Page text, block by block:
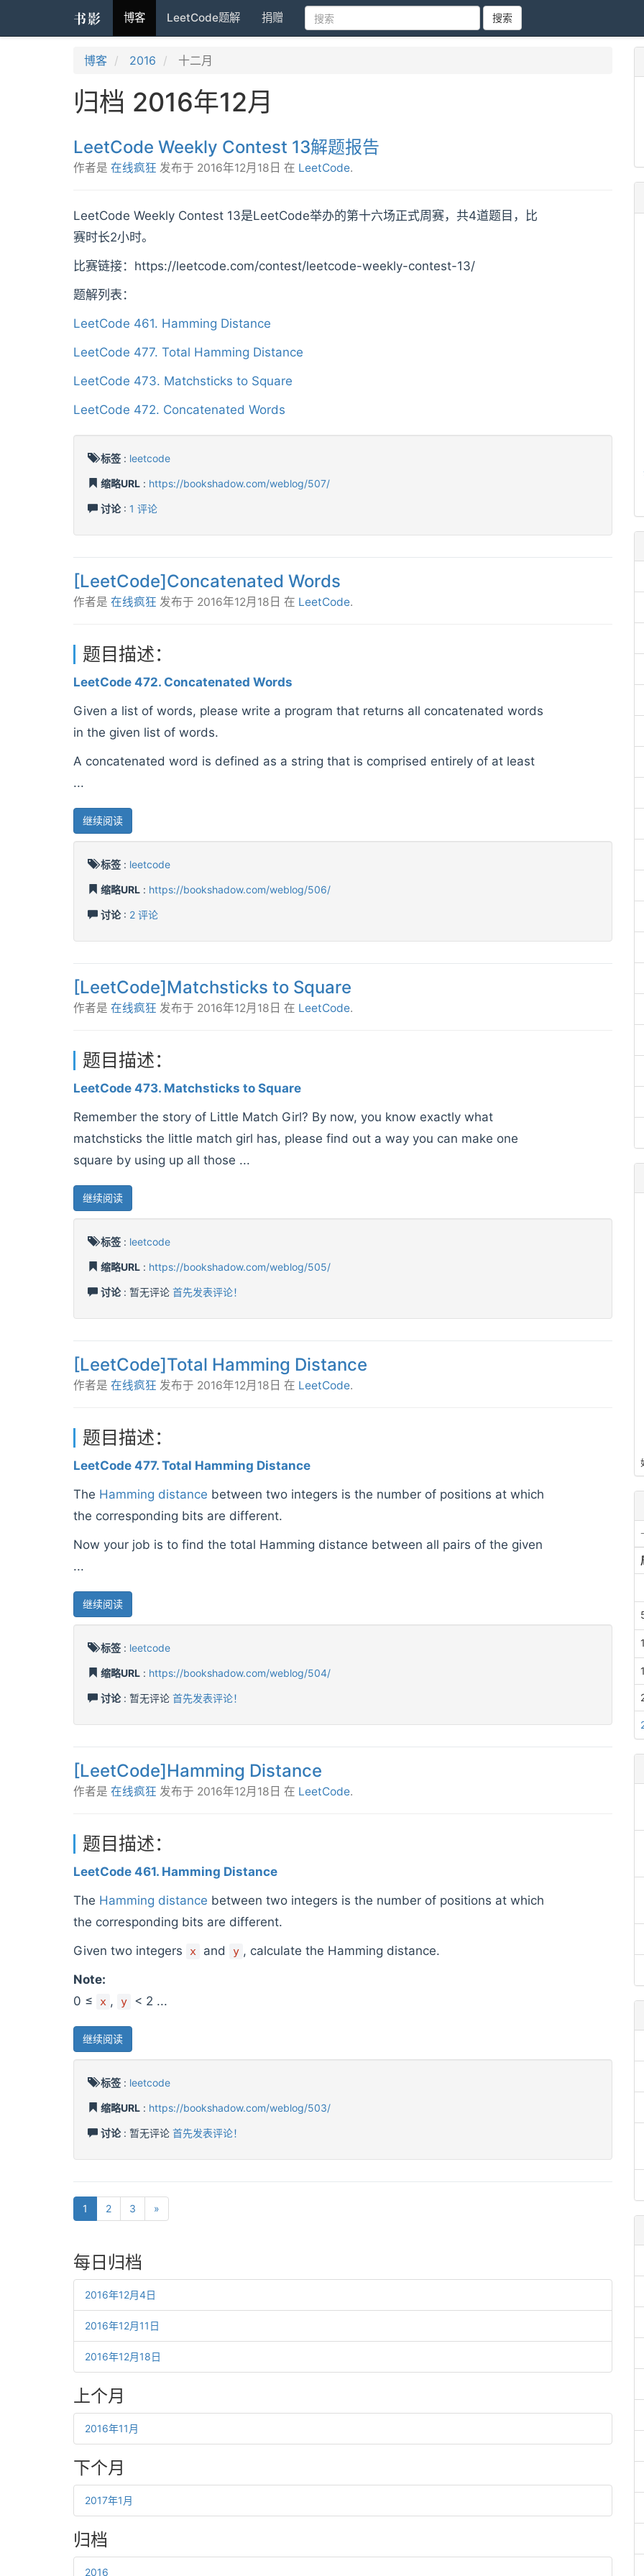
书影 博客 LeetCode题解 捐赠 搜索
博客 2016 十二月
归档 2016年12月
LeetCode Weekly Contest 13解题报告
作者是 在线疯狂 发布于 2016年12月18日 在 LeetCode.
LeetCode Weekly Contest 13是LeetCode举办的第十六场正式周赛，共4道题目，比
赛时长2小时。
比赛链接：https://leetcode.com/contest/leetcode-weekly-contest-13/
题解列表：
LeetCode 461. Hamming Distance
LeetCode 477. Total Hamming Distance
LeetCode 473. Matchsticks to Square
LeetCode 472. Concatenated Words
标签 : leetcode
缩略URL : https://bookshadow.com/weblog/507/
讨论: 1 评论
[LeetCode]Concatenated Words
作者是 在线疯狂 发布于 2016年12月18日 在 LeetCode.
题目描述：
LeetCode 472. Concatenated Words
Given a list of words, please write a program that returns all concatenated words
in the given list of words.
A concatenated word is defined as a string that is comprised entirely of at least
...
继续阅读
标签 : leetcode
缩略URL : https://bookshadow.com/weblog/506/
讨论: 2 评论
[LeetCode]Matchsticks to Square
作者是 在线疯狂 发布于 2016年12月18日 在 LeetCode.
题目描述：
LeetCode 473. Matchsticks to Square
Remember the story of Little Match Girl? By now, you know exactly what
matchsticks the little match girl has, please find out a way you can make one
square by using up all those ...
继续阅读
标签 : leetcode
缩略URL : https://bookshadow.com/weblog/505/
讨论: 暂无评论 首先发表评论！
[LeetCode]Total Hamming Distance
作者是 在线疯狂 发布于 2016年12月18日 在 LeetCode.
题目描述：
LeetCode 477. Total Hamming Distance
The Hamming distance between two integers is the number of positions at which
the corresponding bits are different.
Now your job is to find the total Hamming distance between all pairs of the given
...
继续阅读
标签 : leetcode
缩略URL : https://bookshadow.com/weblog/504/
讨论: 暂无评论 首先发表评论！
[LeetCode]Hamming Distance
作者是 在线疯狂 发布于 2016年12月18日 在 LeetCode.
题目描述：
LeetCode 461. Hamming Distance
The Hamming distance between two integers is the number of positions at which
the corresponding bits are different.
Given two integers
x and y , calculate the Hamming distance.
Note:
0 ≤
x , y < 2 ...
继续阅读
标签 : leetcode
缩略URL : https://bookshadow.com/weblog/503/
讨论: 暂无评论 首先发表评论！
1 2 3 »
每日归档
2016年12月4日
2016年12月11日
2016年12月18日
上个月
2016年11月
下个月
2017年1月
归档
2016